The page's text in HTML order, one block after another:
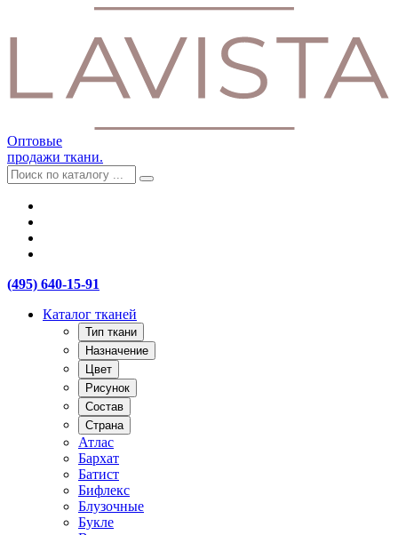
Оптовые
продажи ткани.
(495) 640-15-91
Каталог тканей
Тип ткани
Назначение
Цвет
Рисунок
Состав
Страна
Атлас
Бархат
Батист
Бифлекс
Блузочные
Букле